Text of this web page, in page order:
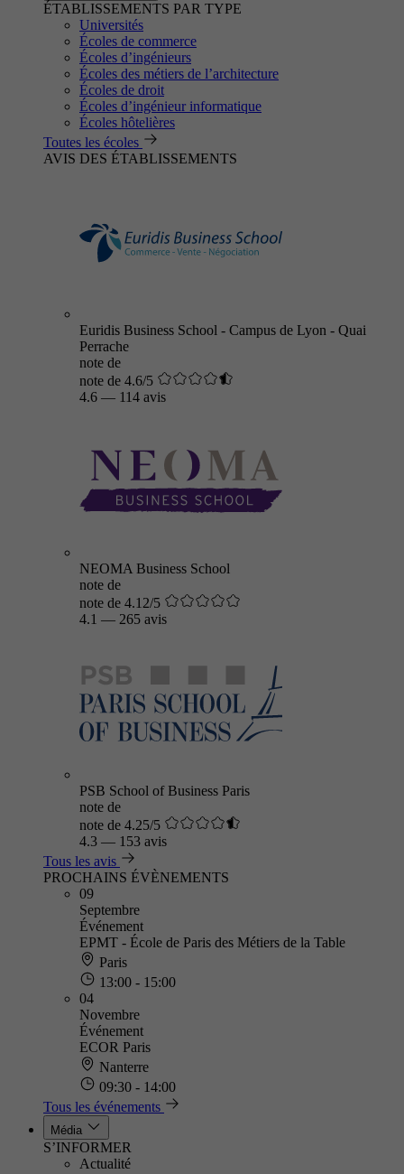
ÉTABLISSEMENTS PAR TYPE
Universités
Écoles de commerce
Écoles d’ingénieurs
Écoles des métiers de l’architecture
Écoles de droit
Écoles d’ingénieur informatique
Écoles hôtelières
Toutes les écoles
AVIS DES ÉTABLISSEMENTS
Euridis Business School - Campus de Lyon - Quai
Perrache
note de
note de 4.6/5
4.6 — 114 avis
NEOMA Business School
note de
note de 4.12/5
4.1 — 265 avis
PSB School of Business Paris
note de
note de 4.25/5
4.3 — 153 avis
Tous les avis
PROCHAINS ÉVÈNEMENTS
09
Septembre
Événement
EPMT - École de Paris des Métiers de la Table
Paris
13:00 - 15:00
04
Novembre
Événement
ECOR Paris
Nanterre
09:30 - 14:00
Tous les événements
Média
S’INFORMER
Actualité